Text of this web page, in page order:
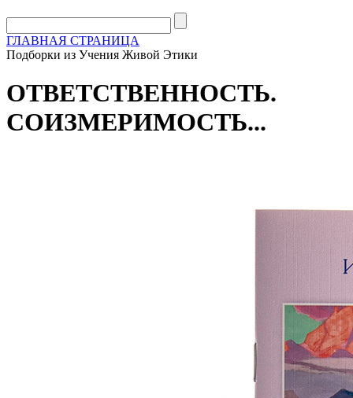
ГЛАВНАЯ СТРАНИЦА
Подборки из Учения Живой Этики
ОТВЕТСТВЕННОСТЬ.
СОИЗМЕРИМОСТЬ...